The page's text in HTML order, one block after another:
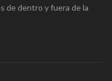
de dentro y fuera de la